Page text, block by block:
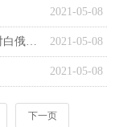
2021-05-08
2021-05-08
俄白特殊关系的历史与现状——兼论俄罗斯对白俄罗斯政治危机的反应及原因
2021-05-08
下一页